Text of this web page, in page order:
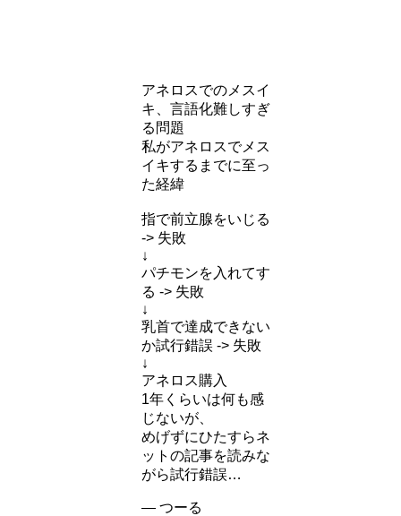
アネロスでのメスイ
キ、言語化難しすぎ
る問題
私がアネロスでメス
イキするまでに至っ
た経緯
指で前立腺をいじる
-> 失敗
↓
パチモンを入れてす
る -> 失敗
↓
乳首で達成できない
か試行錯誤 -> 失敗
↓
アネロス購入
1年くらいは何も感
じないが、
めげずにひたすらネ
ットの記事を読みな
がら試行錯誤…
— つーる